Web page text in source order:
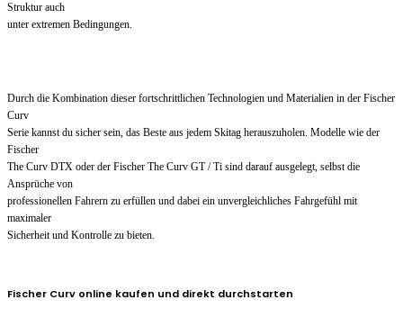
Struktur auch
unter extremen Bedingungen.
Durch die Kombination dieser fortschrittlichen Technologien und Materialien in der Fischer
Curv
Serie kannst du sicher sein, das Beste aus jedem Skitag herauszuholen. Modelle wie der
Fischer
The Curv DTX oder der Fischer The Curv GT / Ti sind darauf ausgelegt, selbst die
Ansprüche von
professionellen Fahrern zu erfüllen und dabei ein unvergleichliches Fahrgefühl mit
maximaler
Sicherheit und Kontrolle zu bieten.
Fischer Curv online kaufen und direkt durchstarten